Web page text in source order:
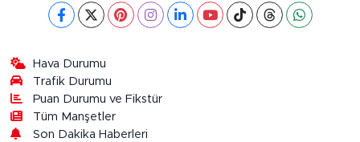
Hava Durumu
Trafik Durumu
Puan Durumu ve Fikstür
Tüm Manşetler
Son Dakika Haberleri